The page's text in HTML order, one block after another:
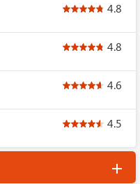
4.8
4.8
4.6
4.5